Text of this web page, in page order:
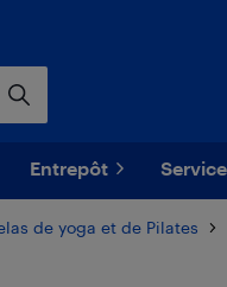
Entrepôt
de yoga et de Pilates